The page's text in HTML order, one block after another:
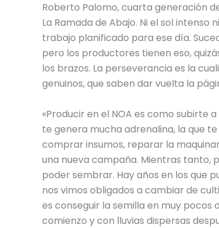
Roberto Palomo, cuarta generación
La Ramada de Abajo. Ni el sol
trabajo planificado para ese día.
pero los productores tienen eso,
los brazos. La perseverancia es la
genuinos, que saben dar vuelta la
«Producir en el NOA es como subirte
te genera mucha adrenalina, la que
comprar insumos, reparar la
una nueva campaña. Mientras tanto,
poder sembrar. Hay años en los que
nos vimos obligados a cambiar de
es conseguir la semilla en muy
comienzo y con lluvias dispersas